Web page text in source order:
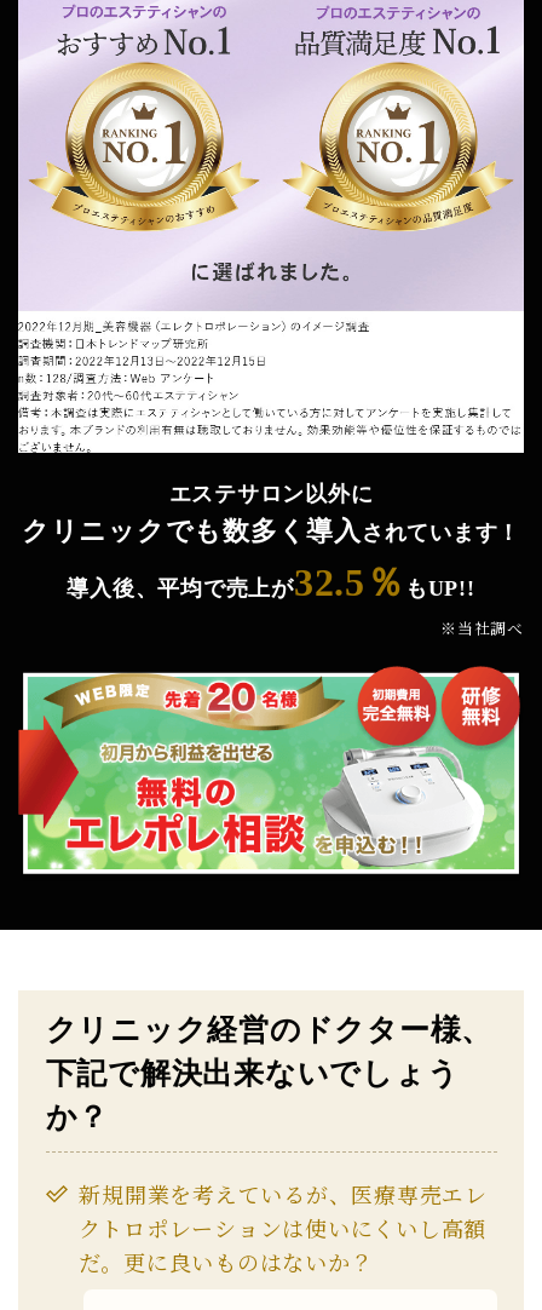
エステサロン以外に
クリニックでも数多く導入 されています！
導入後、平均で売上が32.5％ もUP!!
※当社調べ
クリニック経営のドクター様、
下記で解決出来ないでしょう
か？
新規開業を考えているが、医療専売エレ
クトロポレーションは使いにくいし高額
だ。更に良いものはないか？